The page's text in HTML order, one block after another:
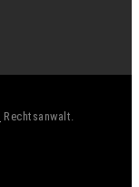
Rechtsanwalt.